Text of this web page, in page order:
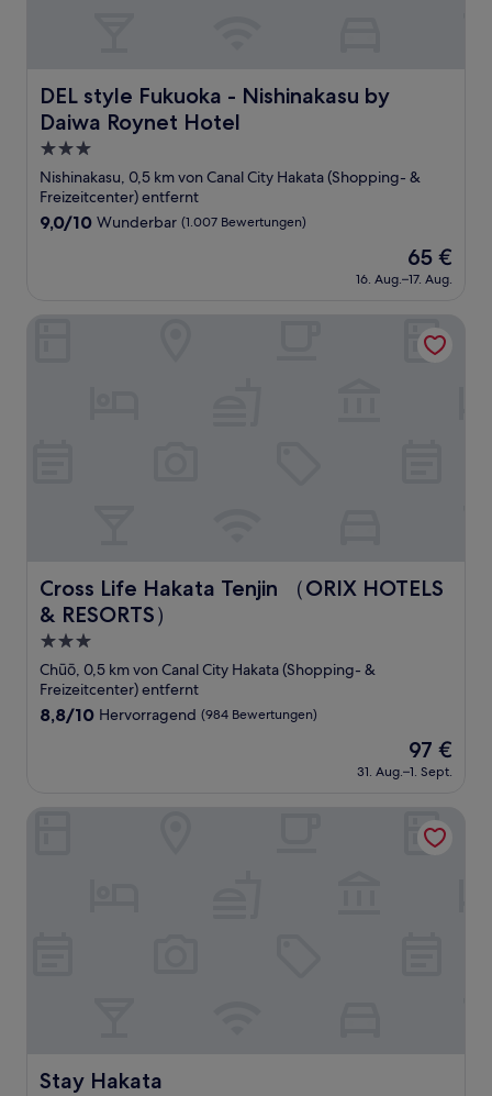
DEL style Fukuoka - Nishinakasu by
Daiwa Roynet Hotel
DEL style Fukuoka - Nishinakasu by Daiwa Roynet Hotel
3.0-
Sterne-
Unterkunft
Nishinakasu, 0,5 km von Canal City Hakata (Shopping- &
Freizeitcenter) entfernt
9.0
Bewertungen)
9,0/10 Wunderbar (1.007 Bewertungen)
Der
Preis
beträgt
65 €
16. Aug.–17. Aug.
Cross Life Hakata Tenjin （ORIX HOTELS
& RESORTS）
Cross Life Hakata Tenjin （ORIX HOTELS & RESORTS）
3.0-
Sterne-
Unterkunft
Chūō, 0,5 km von Canal City Hakata (Shopping- &
Freizeitcenter) entfernt
8.8
Bewertungen)
8,8/10 Hervorragend (984 Bewertungen)
Der
Preis
beträgt
97 €
31. Aug.–1. Sept.
Cross Life Hakata Tenjin （ORIX HOTELS & RESORTS）
Stay Hakata
Stay Hakata